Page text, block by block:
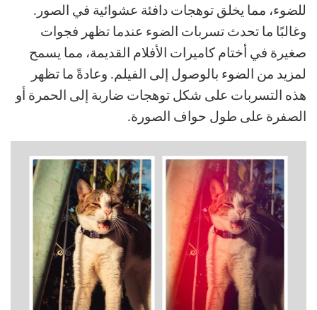
للضوء، مما يخلق توهجات دافئة عشوائية في الصور.
وغالبًا ما تحدث تسربات الضوء عندما تظهر فجوات
صغيرة في أختام كاميرات الأفلام القديمة، مما يسمح
لمزيد من الضوء بالوصول إلى الفيلم. وعادةً ما تظهر
هذه التسربات على شكل توهجات ضاربة إلى الحمرة أو
الصفرة على طول حواف الصورة.